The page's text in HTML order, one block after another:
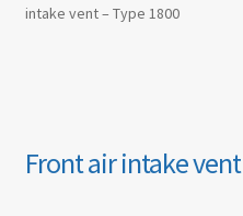
intake vent – Type 1800
Front air intake